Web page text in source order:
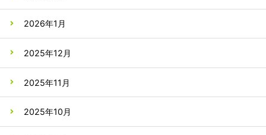
2026年1月
2025年12月
2025年11月
2025年10月